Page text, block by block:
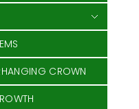
CROWN